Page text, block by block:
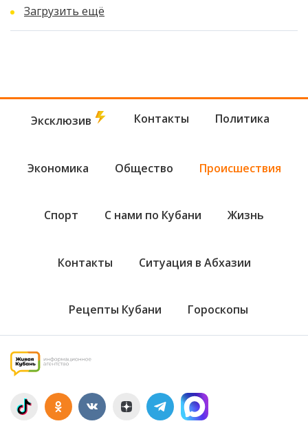
Загрузить ещё
Эксклюзив Контакты Политика
Экономика Общество Происшествия
Спорт С нами по Кубани Жизнь
Контакты Ситуация в Абхазии
Рецепты Кубани Гороскопы